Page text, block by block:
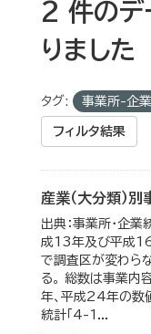
2 件のデ
りました
タグ: 事業所-企
フィルタ結果
産業（大分類）別
出典：事業所・企業
成13年及び平成16
で調査区が変わら
る。 総数は事業内
年、平成24年の数
統計「4-1...